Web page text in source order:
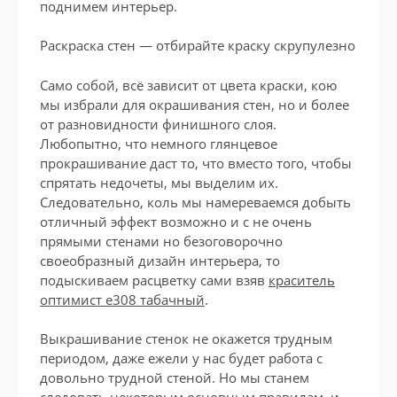
поднимем интерьер.
Раскраска стен — отбирайте краску скрупулезно
Само собой, всё зависит от цвета краски, кою
мы избрали для окрашивания стен, но и более
от разновидности финишного слоя.
Любопытно, что немного глянцевое
прокрашивание даст то, что вместо того, чтобы
спрятать недочеты, мы выделим их.
Следовательно, коль мы намереваемся добыть
отличный эффект возможно и с не очень
прямыми стенами но безоговорочно
своеобразный дизайн интерьера, то
подыскиваем расцветку сами взяв краситель
оптимист е308 табачный.
Выкрашивание стенок не окажется трудным
периодом, даже ежели у нас будет работа с
довольно трудной стеной. Но мы станем